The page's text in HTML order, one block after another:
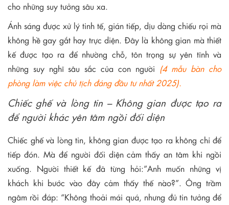
cho những suy tưởng sâu xa.
Ánh sáng được xử lý tinh tế, gián tiếp, dịu dàng chiếu rọi mà
không hề gay gắt hay trực diện. Đây là không gian mà thiết
kế được tạo ra để nhường chỗ, tôn trọng sự yên tĩnh và
những suy nghĩ sâu sắc của con người (4 mẫu bàn cho
phòng làm việc chủ tịch đáng đầu tư nhất 2025).
Chiếc ghế và lòng tin – Không gian được tạo ra
để người khác yên tâm ngồi đối diện
Chiếc ghế và lòng tin, không gian được tạo ra không chỉ để
tiếp đón. Mà để người đối diện cảm thấy an tâm khi ngồi
xuống. Người thiết kế đã từng hỏi:”Anh muốn những vị
khách khi bước vào đây cảm thấy thế nào?”. Ông trầm
ngâm rồi đáp: “Không thoải mái quá, nhưng đủ tin tưởng để